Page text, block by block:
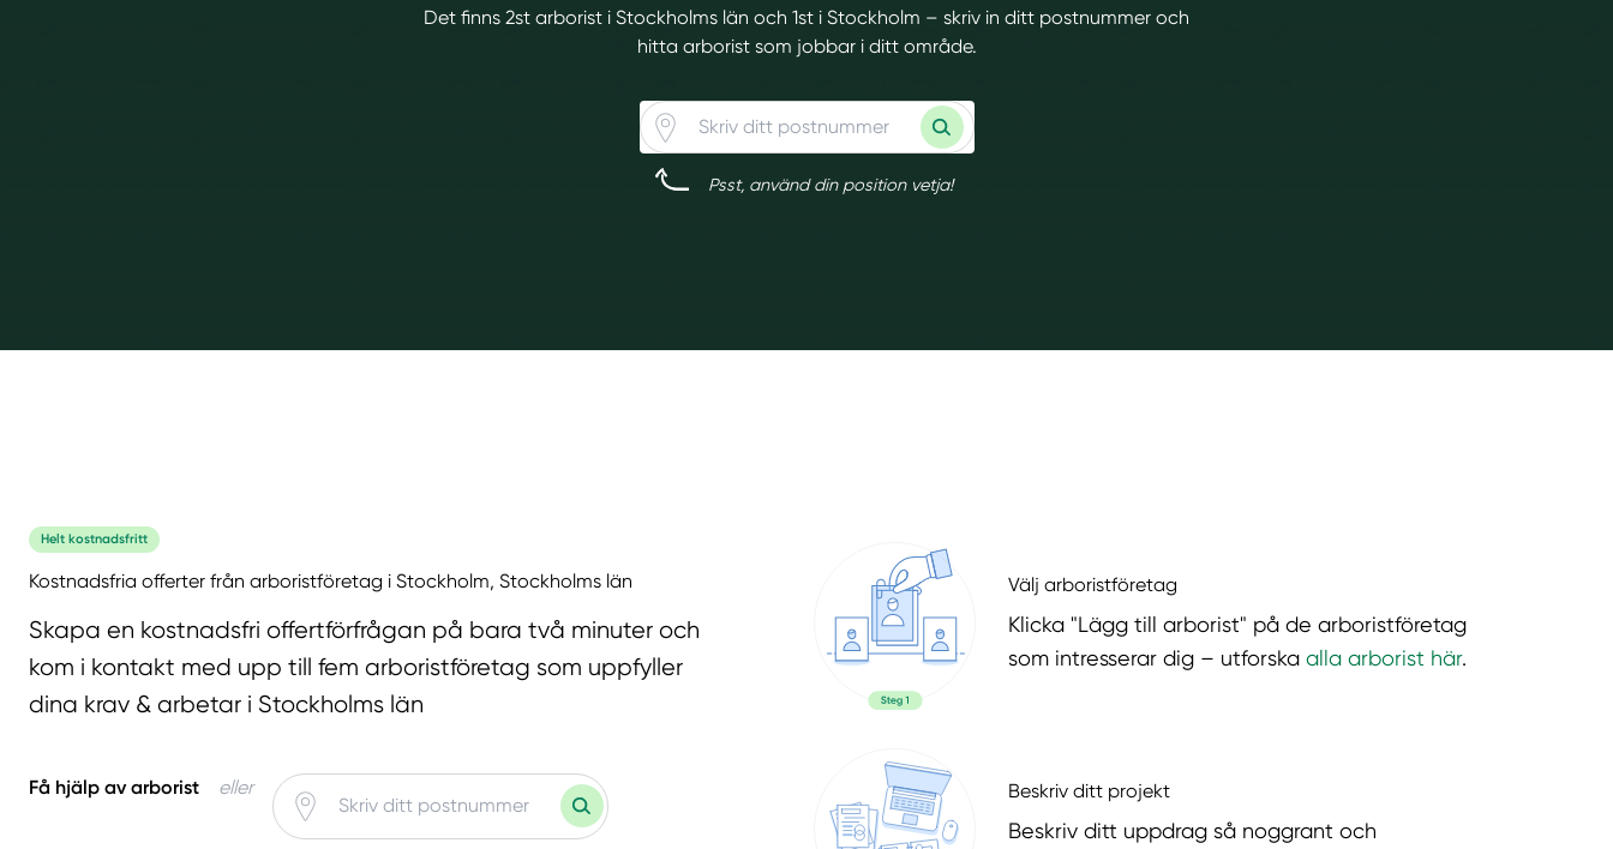
Det finns 2st arborist i Stockholms län och 1st i Stockholm – skriv in ditt postnummer och
hitta arborist som jobbar i ditt område.
Psst, använd din position vetja!
Helt kostnadsfritt
Kostnadsfria offerter från arboristföretag i Stockholm, Stockholms län
Skapa en kostnadsfri offertförfrågan på bara två minuter och
kom i kontakt med upp till fem arboristföretag som uppfyller
dina krav & arbetar i Stockholms län
Få hjälp av arborist eller
Välj arboristföretag
Klicka "Lägg till arborist" på de arboristföretag
som intresserar dig – utforska alla arborist här.
Beskriv ditt projekt
Beskriv ditt uppdrag så noggrant och